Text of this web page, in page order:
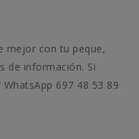
mejor con tu peque,
de información. Si
697 48 53 89